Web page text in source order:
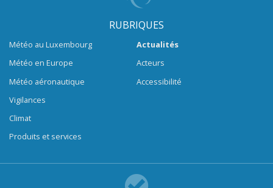
RUBRIQUES
Météo au Luxembourg
Météo en Europe
Météo aéronautique
Vigilances
Climat
Produits et services
Actualités
Acteurs
Accessibilité